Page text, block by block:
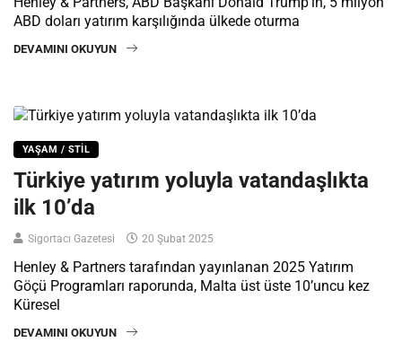
ABD doları yatırım karşılığında ülkede oturma
DEVAMINI OKUYUN
YAŞAM / STIL
Türkiye yatırım yoluyla vatandaşlıkta
ilk 10’da
Sigortacı Gazetesi 20 Şubat 2025
Henley & Partners tarafından yayınlanan 2025 Yatırım
Göçü Programları raporunda, Malta üst üste 10’uncu kez
Küresel
DEVAMINI OKUYUN